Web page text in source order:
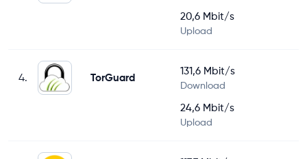
20,6 Mbit/s
Upload
4. TorGuard
131,6 Mbit/s
Download
24,6 Mbit/s
Upload